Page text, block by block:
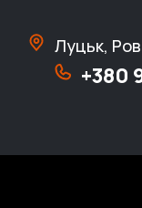
Луцьк,
+380